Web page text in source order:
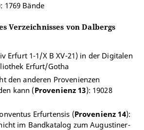
1769 Bände
Verzeichnisses von Dalbergs
Erfurt 1-1/X B XV-21) in der Digitalen
Erfurt/Gotha
den anderen Provenienzen
kann (Provenienz 13): 19028
Erfurtensis (Provenienz 14):
im Bandkatalog zum Augustiner-